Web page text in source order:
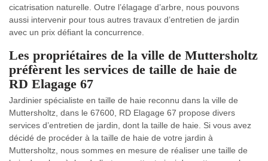
cicatrisation naturelle. Outre l’élagage d’arbre, nous pouvons
aussi intervenir pour tous autres travaux d’entretien de jardin
avec un prix défiant la concurrence.
Les propriétaires de la ville de Muttersholtz
préfèrent les services de taille de haie de
RD Elagage 67
Jardinier spécialiste en taille de haie reconnu dans la ville de
Muttersholtz, dans le 67600, RD Elagage 67 propose divers
services d’entretien de jardin, dont la taille de haie. Si vous avez
décidé de procéder à la taille de haie de votre jardin à
Muttersholtz, nous sommes en mesure de réaliser une taille de